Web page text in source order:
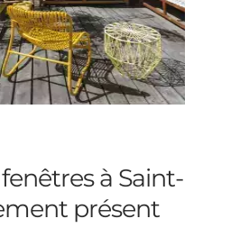
à Saint-
présent